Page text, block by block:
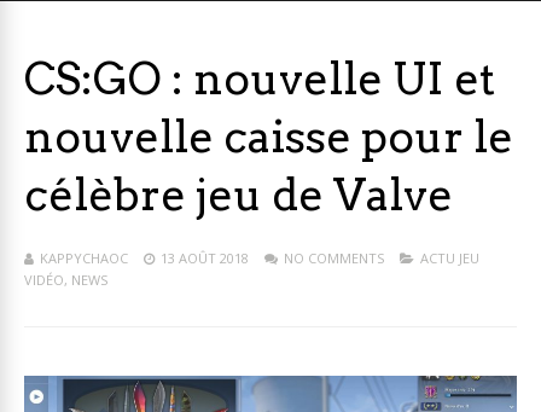
CS:GO : nouvelle UI et
nouvelle caisse pour le
célèbre jeu de Valve
KAPPYCHAOC 13 AOÛT 2018 NO COMMENTS
ACTU JEU
VIDÉO, NEWS